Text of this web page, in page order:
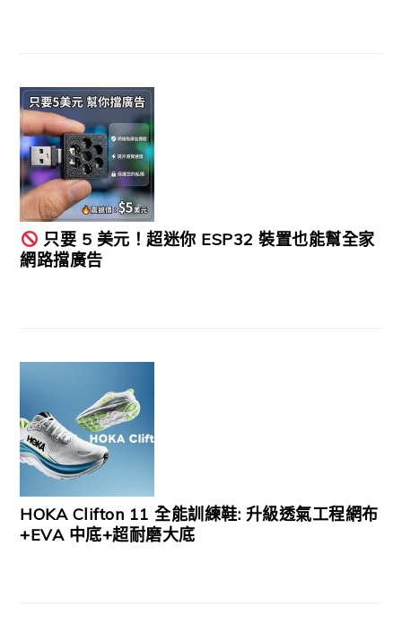
只要 5 美元！超迷你 ESP32 裝置也能幫全家
網路擋廣告
HOKA Clifton 11 全能訓練鞋: 升級透氣工程網布
+EVA 中底+超耐磨大底